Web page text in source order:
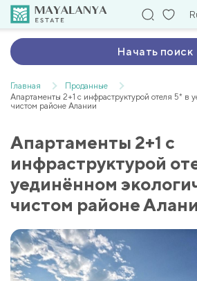
Начать поиск
Главная
Проданные
Апартаменты 2+1 с инфраструктурой отеля 5* в
чистом районе Алании
Апартаменты 2+1 с
инфраструктурой
уединённом
чистом районе